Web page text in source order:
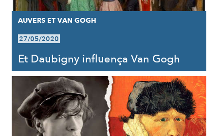
AUVERS ET VAN GOGH
27/05/2020
Et Daubigny influença Van Gogh